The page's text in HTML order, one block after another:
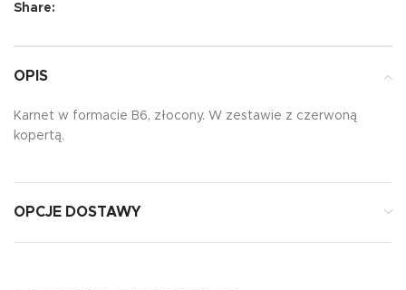
Share:
OPIS
Karnet w formacie B6, złocony. W zestawie z czerwoną
kopertą.
OPCJE DOSTAWY